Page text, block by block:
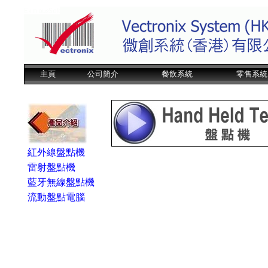
主頁 公司簡介 餐飲系統 零售系統
紅外線盤點機
雷射盤點機
藍牙無線盤點機
流動盤點電腦